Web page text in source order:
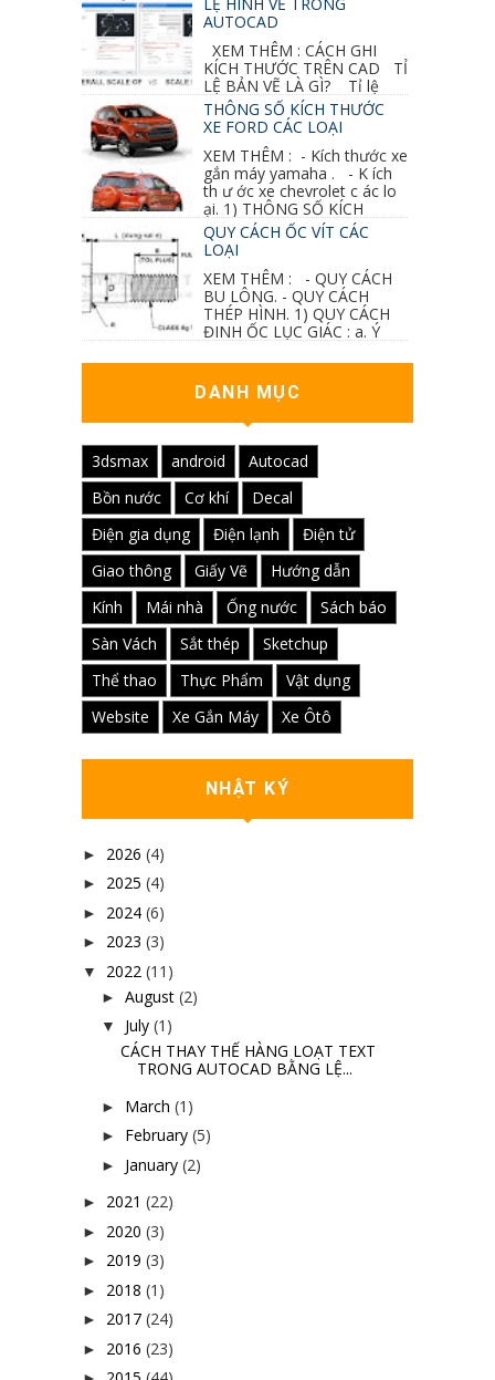
AUTOCAD
XEM THÊM : CÁCH GHI
KÍCH THƯỚC TRÊN CAD TỈ
LỆ BẢN VẼ LÀ GÌ? Tỉ lệ
của hình vẽ trong bản vẽ thiết kế kiến trúc...
THÔNG SỐ KÍCH THƯỚC
XE FORD CÁC LOẠI
XEM THÊM : - Kích thước xe
gắn máy yamaha . - K ích
th ư ớc xe chevrolet c ác lo
ại. 1) THÔNG SỐ KÍCH
QUY CÁCH ỐC VÍT CÁC
LOẠI
XEM THÊM : - QUY CÁCH
BU LÔNG. - QUY CÁCH
THÉP HÌNH. 1) QUY CÁCH
ĐINH ỐC LỤC GIÁC : a. Ý
DANH MỤC
3dsmax android
Autocad
Bồn nước
Cơ khí
Decal
Điện gia dụng
Điện lạnh
Điện tử
Giao thông
Giấy Vẽ
Hướng dẫn
Kính
Mái nhà Ống nước
Sách báo
Sàn Vách
Sắt thép
Sketchup
Thể thao
Thực Phẩm
Vật dụng
Website
Xe Gắn Máy Xe Ôtô
NHẬT KÝ
► 2026 (4)
► 2025 (4)
► 2024 (6)
► 2023 (3)
▼ 2022 (11)
► August (2)
▼ July (1)
CÁCH THAY THẾ HÀNG LOẠT TEXT
TRONG AUTOCAD BẰNG LỆ...
► March (1)
► February (5)
► January (2)
► 2021 (22)
► 2020 (3)
► 2019 (3)
► 2018 (1)
► 2017 (24)
► 2016 (23)